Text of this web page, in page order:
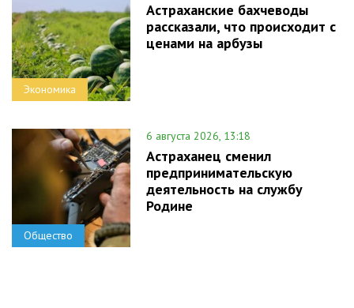
Экономика
Астраханские бахчеводы
рассказали, что происходит с
ценами на арбузы
Общество
6 августа 2026, 13:18
Астраханец сменил
предпринимательскую
деятельность на службу
Родине